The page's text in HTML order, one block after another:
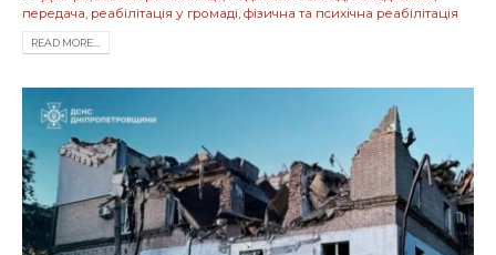
передача, реабілітація у громаді, фізична та психічна реабілітація
READ MORE...